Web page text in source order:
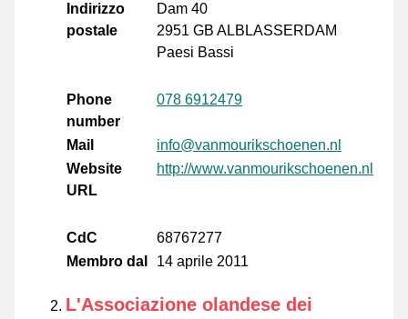
Indirizzo
postale
Dam 40
2951 GB ALBLASSERDAM
Paesi Bassi
Phone
number
078 6912479
Mail
info@vanmourikschoenen.nl
Website
URL
http://www.vanmourikschoenen.nl
CdC
68767277
Membro dal
14 aprile 2011
L'Associazione olandese dei